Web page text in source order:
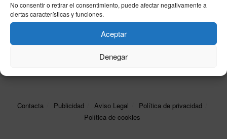
No consentir o retirar el consentimiento, puede afectar negativamente a
ciertas características y funciones.
Aceptar
Denegar
Puigdemont y Otegi celebran un encuentro en
Waterloo para reforzar la cooperación política
Contacta Publicidad Aviso Legal
Política de privacidad
Política de cookies